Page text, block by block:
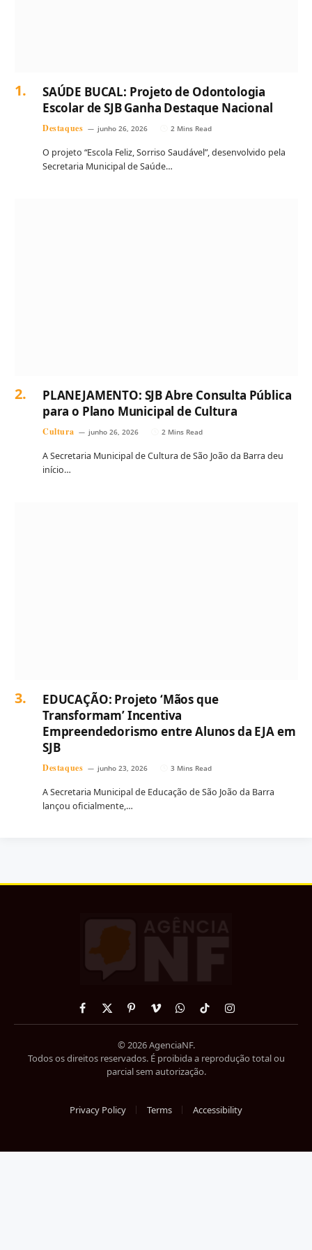
SAÚDE BUCAL: Projeto de Odontologia
Escolar de SJB Ganha Destaque Nacional
Destaques junho 26, 2026 2 Mins Read
O projeto “Escola Feliz, Sorriso Saudável”, desenvolvido pela
Secretaria Municipal de Saúde…
PLANEJAMENTO: SJB Abre Consulta Pública
para o Plano Municipal de Cultura
Cultura junho 26, 2026 2 Mins Read
A Secretaria Municipal de Cultura de São João da Barra deu
início…
EDUCAÇÃO: Projeto ‘Mãos que
Transformam’ Incentiva
Empreendedorismo entre Alunos da EJA em
SJB
Destaques junho 23, 2026 3 Mins Read
A Secretaria Municipal de Educação de São João da Barra
lançou oficialmente,…
Facebook
X
(Twitter)
PinterestVimeoWhatsApp
TikTokInstagram
© 2026 AgenciaNF.
Todos os direitos reservados. É proibida a reprodução total ou
parcial sem autorização.
Privacy Policy Terms Accessibility